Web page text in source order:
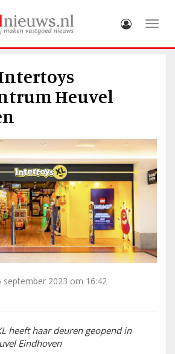
Heuvel
september 2023 om 16:42
heeft haar deuren geopend in
Eindhoven